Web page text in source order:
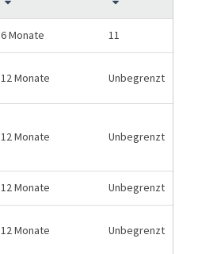
6 Monate 11
12 Monate Unbegrenzt
12 Monate Unbegrenzt
12 Monate Unbegrenzt
12 Monate Unbegrenzt